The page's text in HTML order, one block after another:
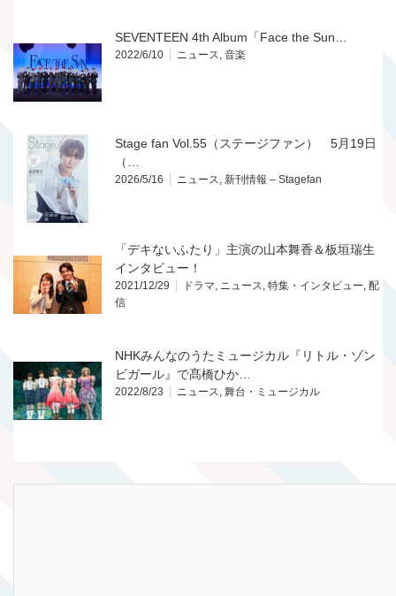
SEVENTEEN 4th Album「Face the Sun…
2022/6/10 ニュース, 音楽
Stage fan Vol.55（ステージファン） 5月19日
（…
2026/5/16 ニュース, 新刊情報 – Stagefan
「デキないふたり」主演の山本舞香＆板垣瑞生
インタビュー！
2021/12/29 ドラマ, ニュース, 特集・インタビュー, 配
信
NHKみんなのうたミュージカル『リトル・ゾン
ビガール』で髙橋ひか…
2022/8/23 ニュース, 舞台・ミュージカル